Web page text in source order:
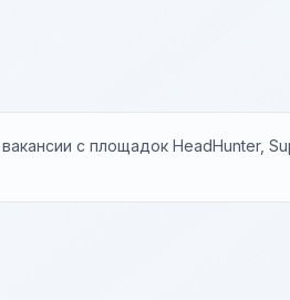
с площадок HeadHunter,